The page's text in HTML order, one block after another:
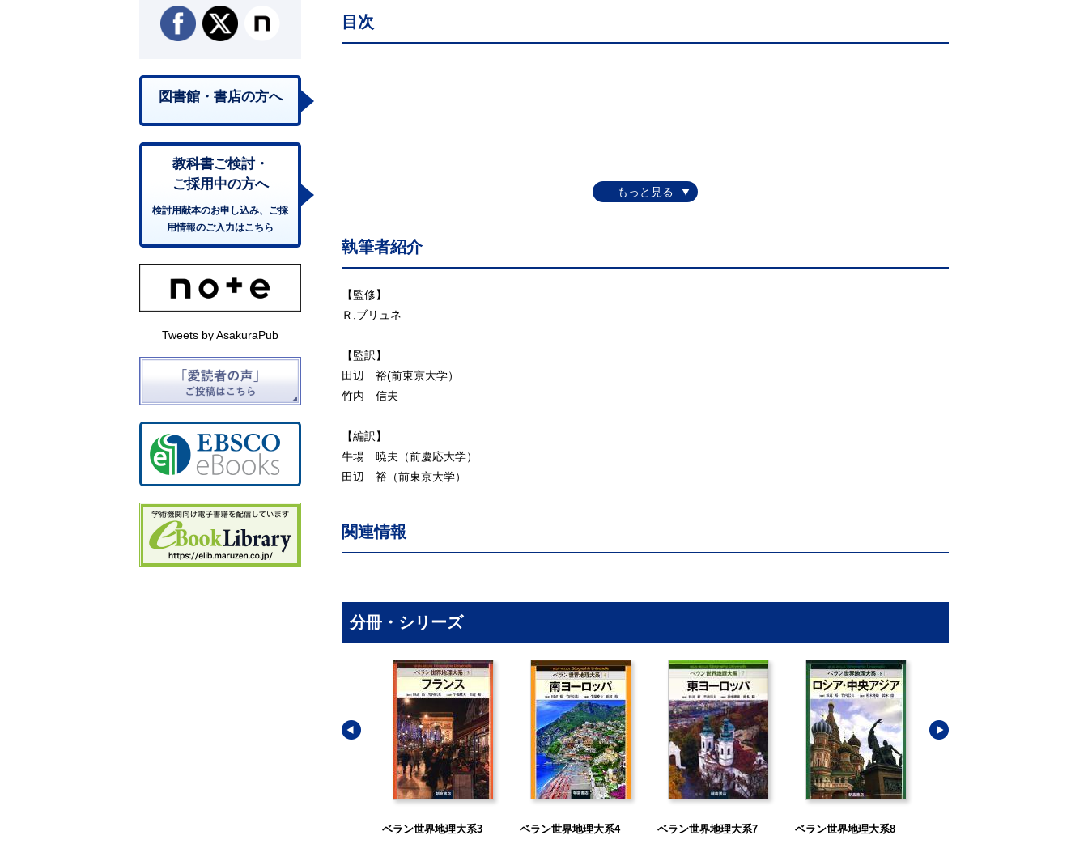
目次
執筆者紹介
【監修】
Ｒ,ブリュネ
【監訳】
田辺 裕(前東京大学）
竹内 信夫
【編訳】
牛場 暁夫（前慶応大学）
田辺 裕（前東京大学）
関連情報
分冊・シリーズ
ベラン世界地理大系3 ベラン世界地理大系4 ベラン世界地理大系7 ベラン世界地理大系8
図書館・書店の方へ
教科書ご検討・
ご採用中の方へ
検討用献本のお申し込み、ご採
用情報のご入力はこちら
Tweets by AsakuraPub